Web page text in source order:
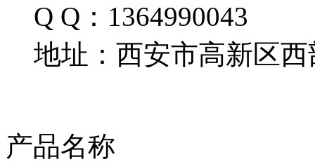
Q Q：1364990043
地址：西安市高新区西
产品名称